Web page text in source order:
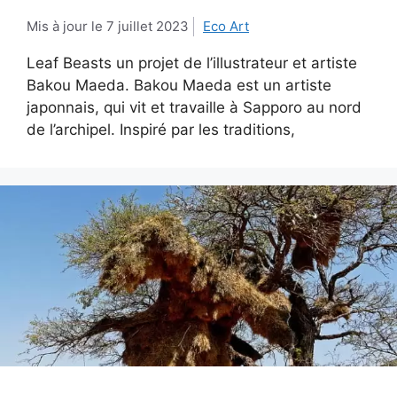
7 juillet 2023 Eco Art
Leaf Beasts un projet de l’illustrateur et artiste
Bakou Maeda. Bakou Maeda est un artiste
japonnais, qui vit et travaille à Sapporo au nord
de l’archipel. Inspiré par les traditions,